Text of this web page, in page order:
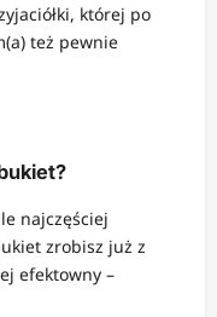
której po
też pewnie
najczęściej
zrobisz już z
efektowny –